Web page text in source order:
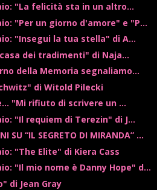
"La felicità sta in un altro...
"Per un giorno d'amore" e "P...
"Insegui la tua stella" di A...
dei tradimenti" di Naja...
della Memoria segnaliamo...
di Witold Pilecki
"Mi rifiuto di scrivere un ...
"Il requiem di Terezin" di J...
SU “IL SEGRETO DI MIRANDA” ...
"The Elite" di Kiera Cass
"Il mio nome è Danny Hope" d...
di Jean Gray